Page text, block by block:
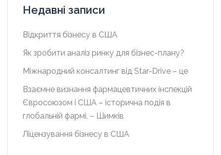
Недавні записи
Відкриття бізнесу в США
Як зробити аналіз ринку для бізнес-плану?
Міжнародний консалтинг від Star-Drive – це
Взаємне визнання фармацевтичних інспекцій
Євросоюзом і США – історична подія в
глобальній фармі, – Шимків
Ліцензування бізнесу в США